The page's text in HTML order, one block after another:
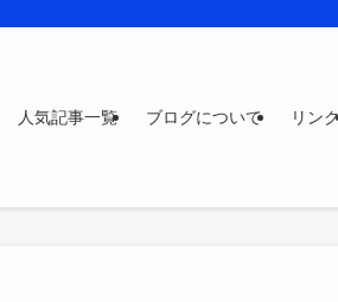
人気記事一覧 ブログについて リン